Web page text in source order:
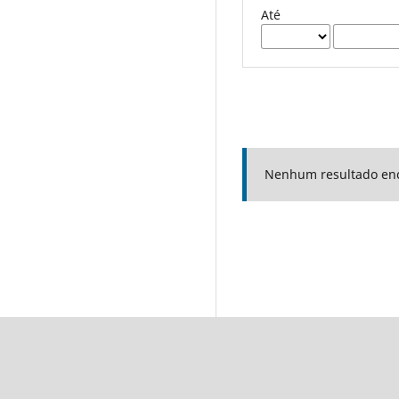
Até
Nenhum resultado